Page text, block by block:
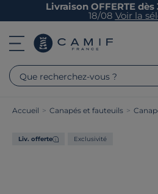
Livraison OFFERTE
18/08 Voir la
Que recherchez-vous ?
Accueil > Canapés et fauteuils >
Liv. offerte Exclusivité